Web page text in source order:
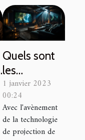
Quels sont
les
avantages
et le
processus
d'installation
1 janvier 2023
00:24
Avec l'avènement
de la technologie
de projection de